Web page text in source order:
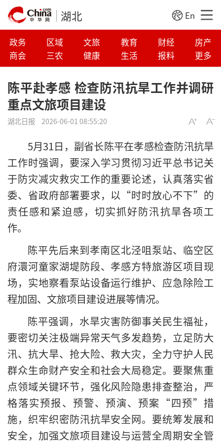
湖北 En
政务 区域 文旅 教育 财经
房产
商会
三农 健康 生活 报料 更多
陈平赴孝感 检查防汛抗旱工作并调研
重点文旅项目建设
湖北日报 2026-06-01 08:55:20
5月31日，副省长陈平在孝感检查防汛抗旱
工作时强调，要深入学习贯彻习近平总书记关
于防灾减灾救灾工作的重要论述，认真落实省
委、省政府部署要求，以“时时放心不下”的
责任感和紧迫感，切实抓好防汛抗旱各项工
作。
陈平先后来到孝南区北泾咀泵站、临空区
府澴河童家湖堤防段、孝感方特旅游区项目现
场，实地察看泵站设备运行维护、应急除险工
程加固、文旅项目建设进展等情况。
陈平强调，水旱灾害防御事关民生福祉，
要密切关注极端异常天气多发趋势，立足防大
汛、抗大旱、抢大险、救大灾，全力守护人民
群众生命财产安全和社会大局稳定。要聚焦重
点领域关键环节，强化风险隐患排查整治，严
格落实预报、预警、预演、预案“四预”措
施，织牢织密防汛抗旱安全网。要统筹发展和
安全，加强文旅项目建设与运营全周期安全管